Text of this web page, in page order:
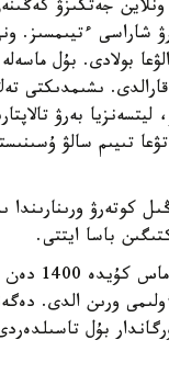
جەتكىزۋ
شاراسى ءتيىمسىز.
بولادى. بۇل
ىشىمدىكتى
بەرۋ
تىيىم سالۋ
كوتەرۋ
باسا ايتتى.
- اتالعان
3 ادام ءولىمى ورىن
بۇل